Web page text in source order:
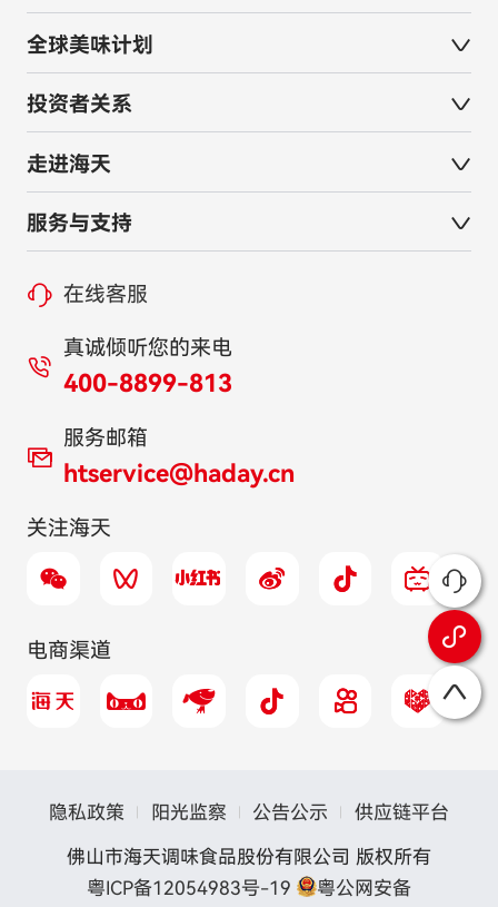
全球美味计划
投资者关系
走进海天
服务与支持
在线客服
真诚倾听您的来电
400-8899-813
服务邮箱
htservice@haday.cn
关注海天
电商渠道
隐私政策 阳光监察 公告公示
供应链平台
佛山市海天调味食品股份有限公司 版权所有
粤ICP备12054983号-19
粤公网安备